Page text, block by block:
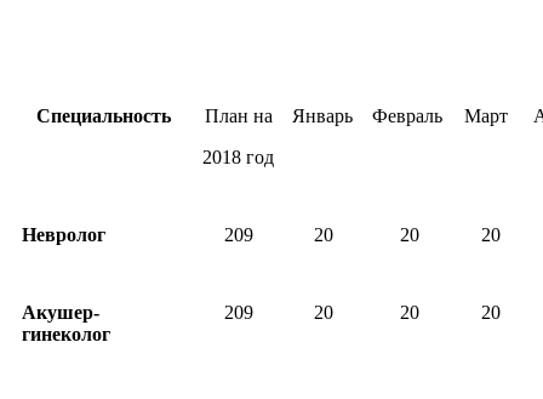
Специальность
План на
2018 год
Январь Февраль Март
Невролог 209 20 20 20
Акушер-
гинеколог
209 20 20 20